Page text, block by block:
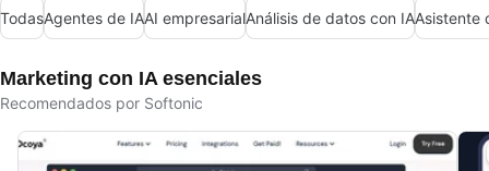
TodasAgentes de IAAI empresarialAnálisis de datos con IAAsistente
Marketing con IA esenciales
Recomendados por Softonic